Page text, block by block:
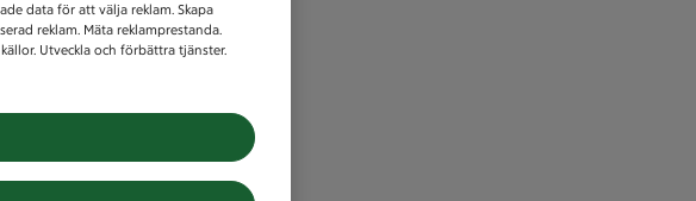
data för att välja reklam. Skapa
reklam. Mäta reklamprestanda.
Utveckla och förbättra tjänster.